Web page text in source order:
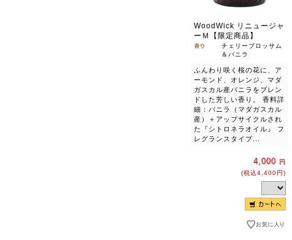
WoodWick リニュージャ
ーＭ【限定商品】
チェリーブロッサム
＆バニラ
ふんわり咲く桜の花に、ア
ーモンド、オレンジ、マダ
ガスカル産バニラをブレン
ドした芳しい香り。 香料詳
細：バニラ（マダガスカル
産）＋アップサイクルされ
た『シトロネラオイル』 フ
レグランスタイプ...
4,000 円
(税込4,400円)